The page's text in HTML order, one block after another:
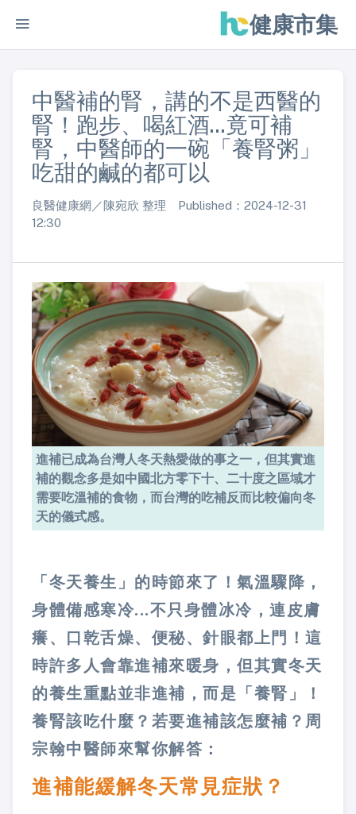
健康市集
中醫補的腎，講的不是西醫的
腎！跑步、喝紅酒...竟可補
腎，中醫師的一碗「養腎粥」
吃甜的鹹的都可以
良醫健康網／陳宛欣 整理 Published：2024-12-31
12:30
進補已成為台灣人冬天熱愛做的事之一，但其實進
補的觀念多是如中國北方零下十、二十度之區域才
需要吃溫補的食物，而台灣的吃補反而比較偏向冬
天的儀式感。
「冬天養生」的時節來了！氣溫驟降，
身體備感寒冷...不只身體冰冷，連皮膚
癢、口乾舌燥、便秘、針眼都上門！這
時許多人會靠進補來暖身，但其實冬天
的養生重點並非進補，而是「養腎」！
養腎該吃什麼？若要進補該怎麼補？周
宗翰中醫師來幫你解答：
進補能緩解冬天常見症狀？